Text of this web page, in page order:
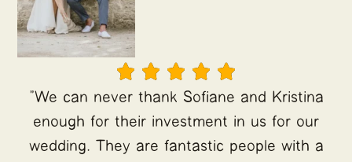
    
"We can never thank Sofiane and Kristina
enough for their investment in us for our
wedding. They are fantastic people with a